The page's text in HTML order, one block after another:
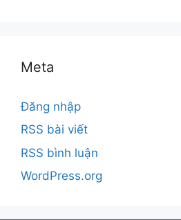
Meta
Đăng nhập
RSS bài viết
RSS bình luận
WordPress.org